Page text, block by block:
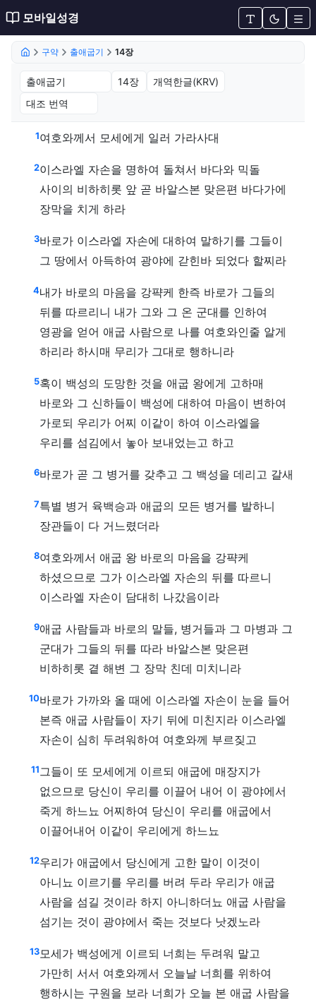
모바일성경
구약 출애굽기 14장
출애굽기 14장 (개역한글(KRV))
1여호와께서 모세에게 일러 가라사대
2이스라엘 자손을 명하여 돌쳐서 바다와 믹돌
사이의 비하히롯 앞 곧 바알스본 맞은편 바다가에
장막을 치게 하라
3바로가 이스라엘 자손에 대하여 말하기를 그들이
그 땅에서 아득하여 광야에 갇힌바 되었다 할찌라
4내가 바로의 마음을 강퍅케 한즉 바로가 그들의
뒤를 따르리니 내가 그와 그 온 군대를 인하여
영광을 얻어 애굽 사람으로 나를 여호와인줄 알게
하리라 하시매 무리가 그대로 행하니라
5혹이 백성의 도망한 것을 애굽 왕에게 고하매
바로와 그 신하들이 백성에 대하여 마음이 변하여
가로되 우리가 어찌 이같이 하여 이스라엘을
우리를 섬김에서 놓아 보내었는고 하고
6바로가 곧 그 병거를 갖추고 그 백성을 데리고 갈새
7특별 병거 육백승과 애굽의 모든 병거를 발하니
장관들이 다 거느렸더라
8여호와께서 애굽 왕 바로의 마음을 강퍅케
하셨으므로 그가 이스라엘 자손의 뒤를 따르니
이스라엘 자손이 담대히 나갔음이라
9애굽 사람들과 바로의 말들, 병거들과 그 마병과 그
군대가 그들의 뒤를 따라 바알스본 맞은편
비하히롯 곁 해변 그 장막 친데 미치니라
10바로가 가까와 올 때에 이스라엘 자손이 눈을 들어
본즉 애굽 사람들이 자기 뒤에 미친지라 이스라엘
자손이 심히 두려워하여 여호와께 부르짖고
11그들이 또 모세에게 이르되 애굽에 매장지가
없으므로 당신이 우리를 이끌어 내어 이 광야에서
죽게 하느뇨 어찌하여 당신이 우리를 애굽에서
이끌어내어 이같이 우리에게 하느뇨
12우리가 애굽에서 당신에게 고한 말이 이것이
아니뇨 이르기를 우리를 버려 두라 우리가 애굽
사람을 섬길 것이라 하지 아니하더뇨 애굽 사람을
섬기는 것이 광야에서 죽는 것보다 낫겠노라
13모세가 백성에게 이르되 너희는 두려워 말고
가만히 서서 여호와께서 오늘날 너희를 위하여
행하시는 구원을 보라 너희가 오늘 본 애굽 사람을